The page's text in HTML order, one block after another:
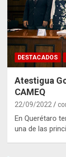
DESTACADOS
Atestigua
CAMEQ
22/09/2022
En Querétaro
una de las